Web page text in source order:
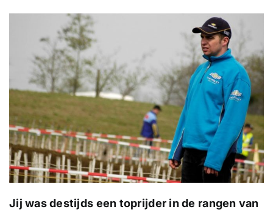
Jij was destijds een toprijder in de rangen van